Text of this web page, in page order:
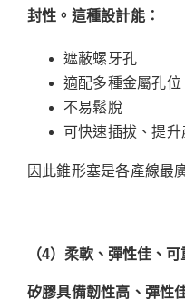
封性。這種設計能：
遮蔽螺牙孔
適配多種金屬孔位
不易鬆脫
可快速插拔、提
因此錐形塞是各產線最
（4）柔軟、彈性佳、可
矽膠具備韌性高、彈性